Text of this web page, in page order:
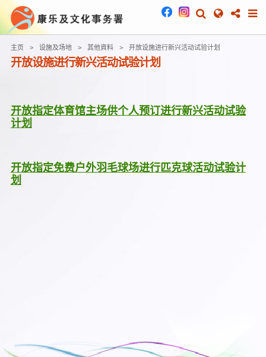
主页 设施及场地 其他資料 开放设施进行新兴活动试验计划
开放设施进行新兴活动试验计划
开放指定体育馆主场供个人预订进行新兴活动试验
计划
开放指定免费户外羽毛球场进行匹克球活动试验计
划